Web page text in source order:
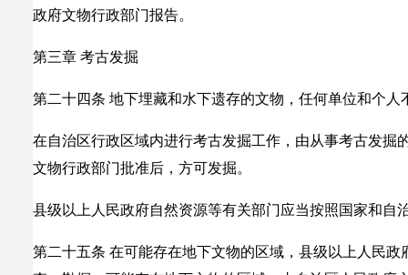
政府文物行政部门报告。
第三章 考古发掘
第二十四条 地下埋藏和水下遗存的文物，任何单位和个人
在自治区行政区域内进行考古发掘工作，由从事考古发
文物行政部门批准后，方可发掘。
县级以上人民政府自然资源等有关部门应当按照国家和
第二十五条 在可能存在地下文物的区域，县级以上人民